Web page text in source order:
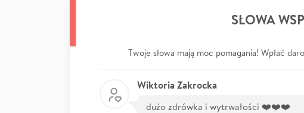
SŁOWA
Twoje słowa mają moc pomagania! Wpłać
Wiktoria Zakrocka
dużo zdrówka i wytrwałości ❤️❤️❤️